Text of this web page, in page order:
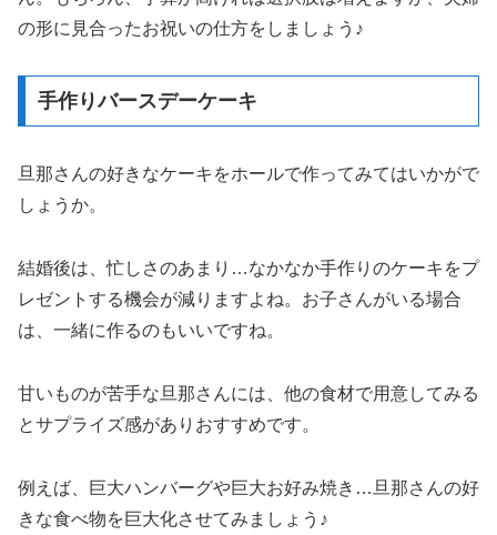
の形に見合ったお祝いの仕方をしましょう♪
手作りバースデーケーキ
旦那さんの好きなケーキをホールで作ってみてはいかがで
しょうか。
結婚後は、忙しさのあまり…なかなか手作りのケーキをプ
レゼントする機会が減りますよね。お子さんがいる場合
は、一緒に作るのもいいですね。
甘いものが苦手な旦那さんには、他の食材で用意してみる
とサプライズ感がありおすすめです。
例えば、巨大ハンバーグや巨大お好み焼き…旦那さんの好
きな食べ物を巨大化させてみましょう♪